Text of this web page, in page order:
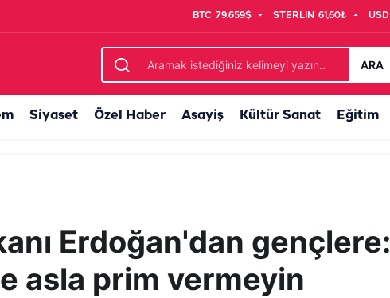
BTC 79.659$ STERLIN 61,60₺ USD
ARA
Siyaset Özel Haber Asayiş Kültür Sanat Eğitim
Erdoğan'dan gençlere:
asla prim vermeyin